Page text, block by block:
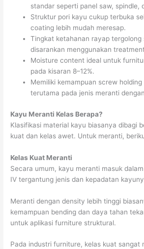
standar seperti panel saw, spindle,
Struktur pori kayu cukup terbuka
coating lebih mudah meresap.
Tingkat ketahanan rayap tergolong
disarankan menggunakan
Moisture content ideal untuk
pada kisaran 8–12%.
Memiliki kemampuan screw
terutama pada jenis meranti
Kayu Meranti Kelas Berapa?
Klasifikasi material kayu biasanya dibagi
kuat dan kelas awet. Untuk meranti,
Kelas Kuat Meranti
Secara umum, kayu meranti masuk
IV tergantung jenis dan kepadatan
Meranti dengan density lebih tinggi
kemampuan bending dan daya tahan
untuk aplikasi furniture struktural.
Pada industri furniture, kelas kuat sangat